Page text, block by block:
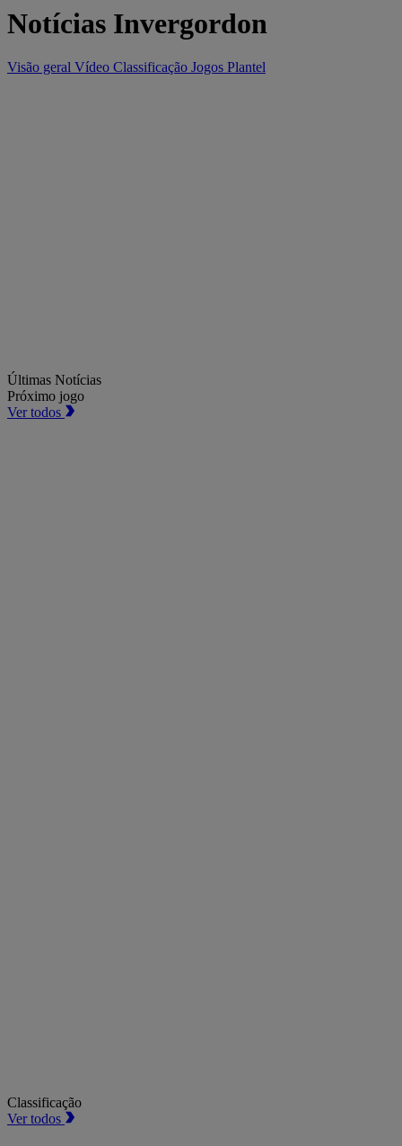
Notícias Invergordon
Visão geral Vídeo Classificação Jogos Plantel
Últimas Notícias
Próximo jogo
Ver todos
Classificação
Ver todos